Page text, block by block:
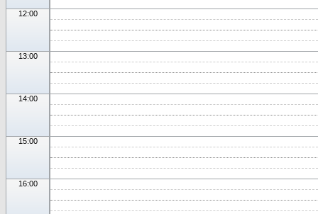
12:00
13:00
14:00
15:00
16:00